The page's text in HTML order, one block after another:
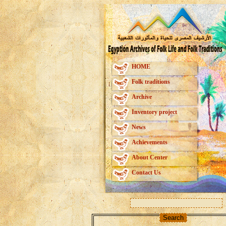
HOME
Folk traditions
Archive
Inventory project
News
Achievements
About Center
Contact Us